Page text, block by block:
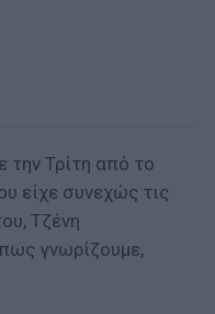
Τρίτη από το
είχε συνεχώς τις
Τζένη
γνωρίζουμε,